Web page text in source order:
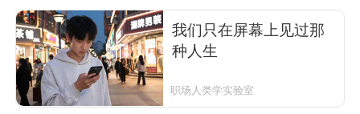
我们只在屏幕上见过那
种人生
职场人类学实验室